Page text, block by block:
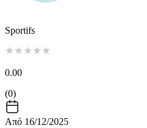
Sportifs
0.00
(0)
Από 16/12/2025